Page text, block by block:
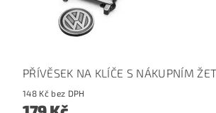
PŘÍVĚSEK NA KLÍČE S NÁKUPNÍM
148 Kč bez DPH